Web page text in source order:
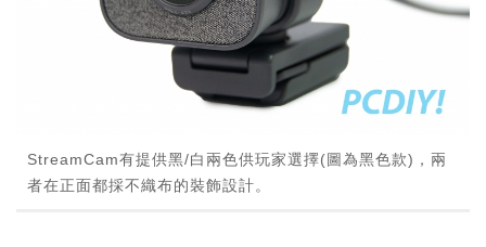
StreamCam有提供黑/白兩色供玩家選擇(圖為黑色款)，兩
者在正面都採不織布的裝飾設計。